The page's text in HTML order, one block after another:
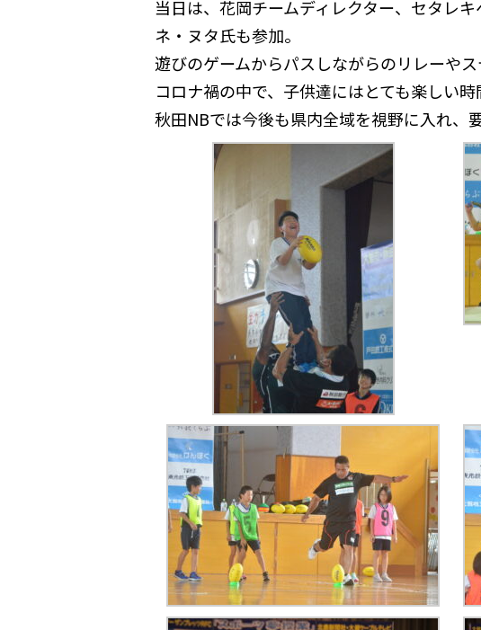
当日は、花岡チームディレクター、セタレ
ネ・ヌタ氏も参加。
遊びのゲームからパスしながらのリレーや
コロナ禍の中で、子供達にはとても楽しい時
秋田NBでは今後も県内全域を視野に入れ、